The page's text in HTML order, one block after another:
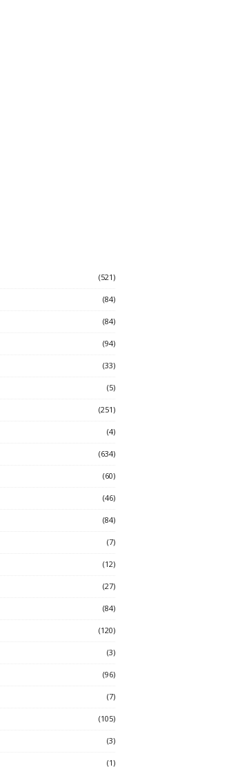
(521)
(84)
(84)
(94)
(33)
(5)
(251)
(4)
(634)
(60)
(46)
(84)
(7)
(12)
(27)
(84)
(120)
(3)
(96)
(7)
(105)
(3)
(1)